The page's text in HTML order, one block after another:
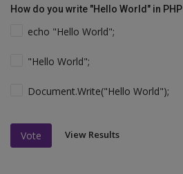
How do you write "Hello World" in PHP
echo "Hello World";
"Hello World";
Document.Write("Hello World");
Vote View Results